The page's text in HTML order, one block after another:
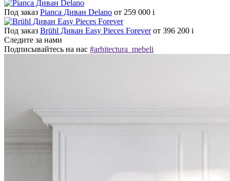
Под заказ Pianca Диван Delano от 259 000 i
Под заказ Brühl Диван Easy Pieces Forever от 396 200 i
Следите за нами
Подписывайтесь на нас #arhitectura_mebeli